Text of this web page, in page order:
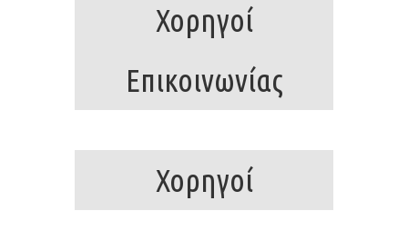
Χορηγοί
Επικοινωνίας
Χορηγοί